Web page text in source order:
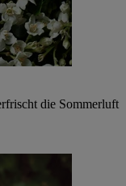
die Sommerluft